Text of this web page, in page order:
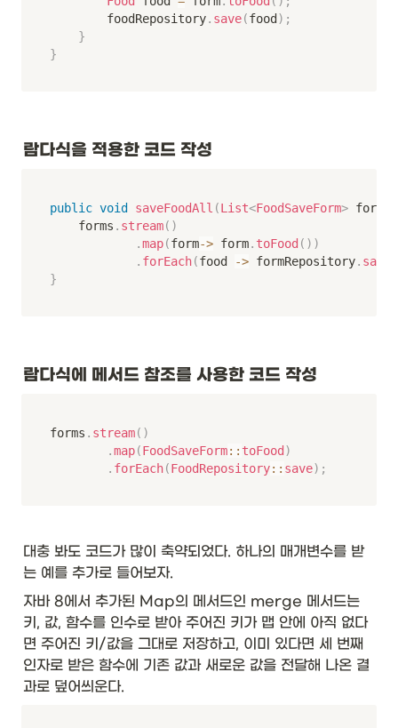
        foodRepository
. save(food ) ;
}
}
람다식을 적용한 코드 작성
public void saveFoodAll (List<FoodSaveForm> forms
    forms
. stream( )
.map(form-> form. toFood ( ) )
. forEach(food -> formRepository. save
}
람다식에 메서드 참조를 사용한 코드 작성
forms . stream( )
.map(FoodSaveForm:: toFood )
. forEach(FoodRepository:: save) ;
대충 봐도 코드가 많이 축약되었다. 하나의 매개변수를 받
는 예를 추가로 들어보자.
자바 8에서 추가된 Map의 메서드인 merge 메서드는
키, 값, 함수를 인수로 받아 주어진 키가 맵 안에 아직 없다
면 주어진 키/값을 그대로 저장하고, 이미 있다면 세 번째
인자로 받은 함수에 기존 값과 새로운 값을 전달해 나온 결
과로 덮어씌운다.